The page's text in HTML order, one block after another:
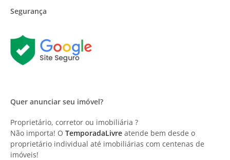
Segurança
Quer anunciar seu imóvel?
Proprietário, corretor ou imobiliária ?
Não importa! O TemporadaLivre atende bem desde o
proprietário individual até imobiliárias com centenas de
imóveis!